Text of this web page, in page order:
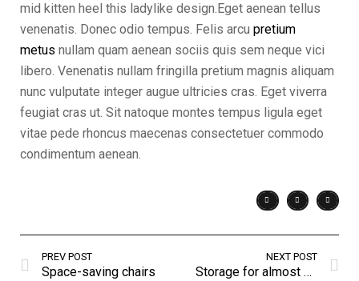
mid kitten heel this ladylike design.Eget aenean tellus
venenatis. Donec odio tempus. Felis arcu pretium
metus nullam quam aenean sociis quis sem neque vici
libero. Venenatis nullam fringilla pretium magnis aliquam
nunc vulputate integer augue ultricies cras. Eget viverra
feugiat cras ut. Sit natoque montes tempus ligula eget
vitae pede rhoncus maecenas consectetuer commodo
condimentum aenean.
PREV POST
Space-saving chairs
NEXT POST
Storage for almost everything